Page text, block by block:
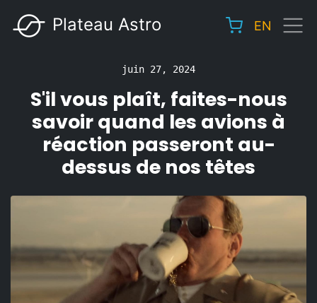
auMain
Plateau Astro EN
juin 27, 2024
S'il vous plaît, faites-nous
savoir quand les avions à
réaction passeront au-
dessus de nos têtes